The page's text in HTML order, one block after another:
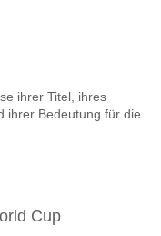
v Fuenlabrada?
ihrer Titel, ihres
ihrer Bedeutung für die
Cup